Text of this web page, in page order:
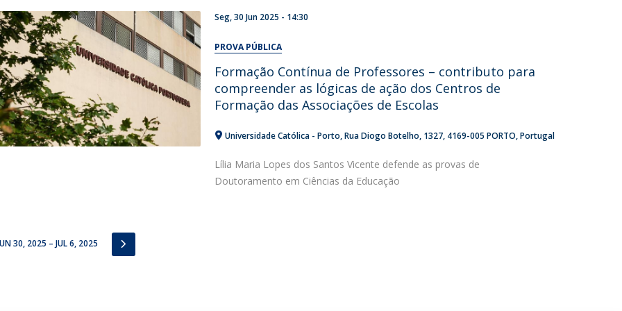
Seg, 30 Jun 2025 - 14:30
PROVA PÚBLICA
Formação Contínua de Professores – contributo para
compreender as lógicas de ação dos Centros de
Formação das Associações de Escolas
Universidade Católica - Porto Rua Diogo Botelho, 1327 4169-005 PORTO Portugal
Lília Maria Lopes dos Santos Vicente defende as provas de
Doutoramento em Ciências da Educação
30, 2025 – JUL 6, 2025